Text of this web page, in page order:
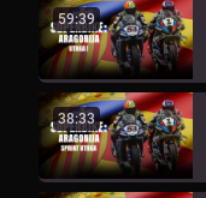
59:39
38:33